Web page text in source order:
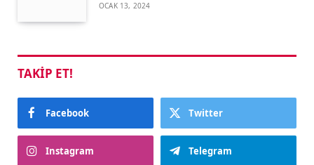
OCAK 13, 2024
TAKIP ET!
Facebook Twitter
Instagram Telegram